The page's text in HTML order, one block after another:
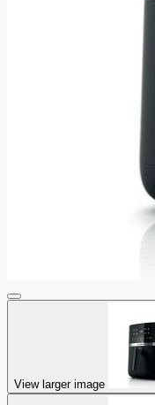
View larger image